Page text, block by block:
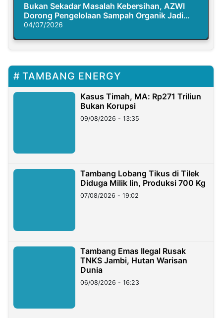
Bukan Sekadar Masalah Kebersihan, AZWI
Dorong Pengelolaan Sampah Organik Jadi
Solusi Krisis Iklim
04/07/2026
TAMBANG ENERGY
Kasus Timah, MA: Rp271 Triliun
Bukan Korupsi
09/08/2026 - 13:35
Tambang Lobang Tikus di Tilek
Diduga Milik Iin, Produksi 700 Kg
07/08/2026 - 19:02
Tambang Emas Ilegal Rusak
TNKS Jambi, Hutan Warisan
Dunia
06/08/2026 - 16:23